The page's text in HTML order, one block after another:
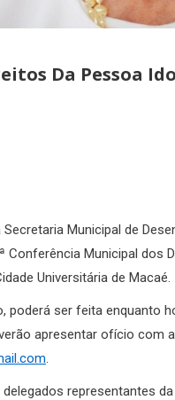
Da Pessoa
Municipal de
Conferência Municipal dos
Universitária de Macaé.
ser feita enquanto
apresentar ofício com
.
representantes